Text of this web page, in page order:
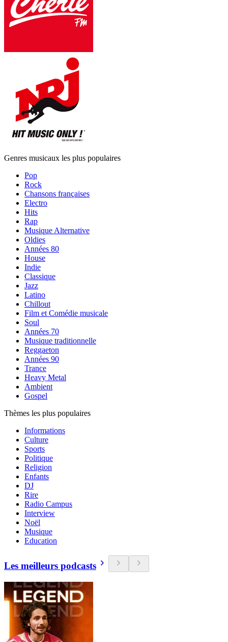
Genres musicaux les plus populaires
Pop
Rock
Chansons françaises
Electro
Hits
Rap
Musique Alternative
Oldies
Années 80
House
Indie
Classique
Jazz
Latino
Chillout
Film et Comédie musicale
Soul
Années 70
Musique traditionnelle
Reggaeton
Années 90
Trance
Heavy Metal
Ambient
Gospel
Thèmes les plus populaires
Informations
Culture
Sports
Politique
Religion
Enfants
DJ
Rire
Radio Campus
Interview
Noël
Musique
Education
Les meilleurs podcasts